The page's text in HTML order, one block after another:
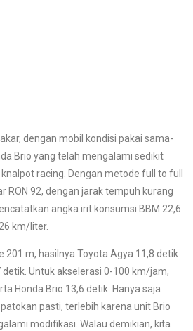
dengan mobil kondisi pakai sama-
Brio yang telah mengalami sedikit
racing. Dengan metode full to full
RON 92, dengan jarak tempuh kurang
angka irit konsumsi BBM 22,6
km/liter.
201 m, hasilnya Toyota Agya 11,8 detik
detik. Untuk akselerasi 0-100 km/jam,
Honda Brio 13,6 detik. Hanya saja
pasti, terlebih karena unit Brio
modifikasi. Walau demikian, kita